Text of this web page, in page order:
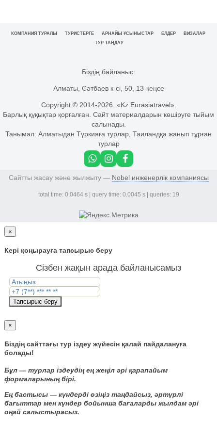
КОМПАНИЯ ТУРАЛЫ ТУРИСТЕРГЕ АРНАЙЫ ҰСЫНЫСТАР ЕЛДЕР
ВИЗАЛАР
ТУР ТАҢДАУ
Біздің байланыс:
Алматы, Сәтбаев к-сі, 50, 13-кеңсе
Copyright © 2014-2026. «Kz.Eurasiatravel».
Барлық құқықтар қорғалған. Сайт материалдарын көшіруге тыйым
салынады.
Танымал: Алматыдан Түркияға турлар Таиландқа жанып тұрған
турлар
Сайтты жасау және жылжыту — Nobel инженерлік компаниясы
total time: 0.0464 s | query time: 0.0045 s | queries: 19
×
Кері қоңырауға тапсырыс беру
Сізбен жақын арада байланысамыз
Тапсырыс беру
×
Біздің сайттағы тур іздеу жүйесін қалай пайдалануға
болады!
Бұл — турлар іздеудің ең жеңіл әрі қарапайым
формаларының бірі.
Ең бастысы — күндерді өзіңіз таңдайсыз, әртүрлі
бағыттар мен күндер бойынша бағаларды жылдам әрі
оңай салыстырасыз.